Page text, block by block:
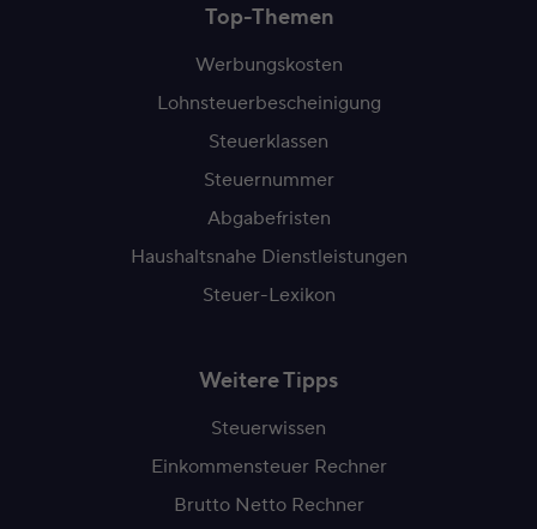
Top-Themen
Werbungskosten
Lohnsteuerbescheinigung
Steuerklassen
Steuernummer
Abgabefristen
Haushaltsnahe Dienstleistungen
Steuer-Lexikon
Weitere Tipps
Steuerwissen
Einkommensteuer Rechner
Brutto Netto Rechner